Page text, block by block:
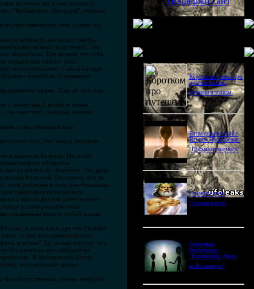
поэтому он и мог делать 5
- "Библиотеку Друидов", именно
противниками, они делают то,
комнату, захлопнул дверь,
излучений. Эти
нормально. Как можно так себя
поддержки какого-либо
летоисчисление. С ноля начали.
- египтологи называют
храма. Там до сих пор
с земли как 2 корабля гнали
– не известно, поэтому можем
и окружающий мир
глаз. Это шары, которые
залечить болезнь. Поэтому
общества.
влиять на человека. Это ведь
болезней. Оказалось что за
этим роботам в деле уничтожения
практически всех
много фактов деятельности
тогда у электромагнитных
сталкивали между собой нации
а значит и в других странах
- сами электромагнитные
а зачем? Да только потому что
без разницы кто победит на
В Куликовской битве
человеческой крови,
отсутствовали утечки энергии
Короткометражка про
путешествия во
времени и эгоизм.
Битва цивилизаций с
Игорем Прокопенко.
"Письма из космоса"
Странное дело.
"Стрелы богов"
Секретные
территории.
"Пришельцы. Дверь
во Вселенную"